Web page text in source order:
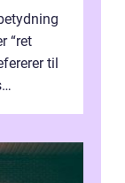
“ret
til